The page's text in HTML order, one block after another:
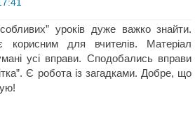
уроків дуже важко знайти.
корисним для вчителів. Матеріал
усі вправи. Сподобались вправи
Є робота із загадками. Добре, що